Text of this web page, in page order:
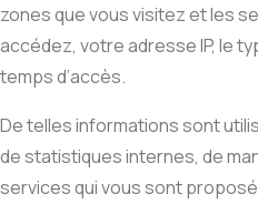
zones que vous visitez et les
accédez, votre adresse IP, le
temps d’accès.
De telles informations sont
de statistiques internes, de
services qui vous sont